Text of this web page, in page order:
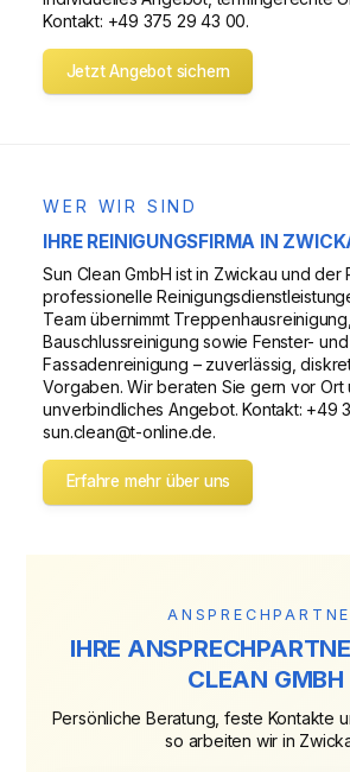
Kontakt: +49 375 29 43 00.
Jetzt Angebot sichern
WER WIR SIND
IHRE REINIGUNGSFIRMA IN
Sun Clean GmbH ist in Zwickau und der
professionelle
Team übernimmt Treppenhausreinigung,
Bauschlussreinigung sowie Fenster- und
Fassadenreinigung – zuverlässig,
Vorgaben. Wir beraten Sie gern vor Ort
unverbindliches Angebot. Kontakt: +49
sun.clean@t-online.de.
Erfahre mehr über uns
IHRE
CLEAN GMBH
Persönliche Beratung, feste Kontakte
so arbeiten wir in